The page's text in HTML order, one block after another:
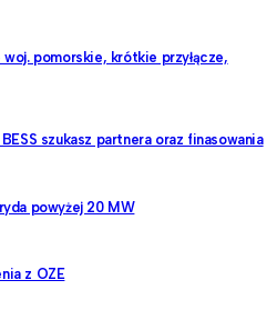
pomorskie, krótkie przyłącze,
szukasz partnera oraz finasowania
powyżej 20 MW
z OZE